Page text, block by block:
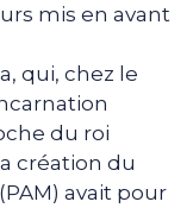
mis en avant
qui, chez le
du roi
création du
avait pour